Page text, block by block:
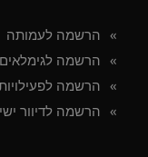
הרשמה לעמותה
הרשמה לגימלאים
הרשמה
הרשמה לדיוור